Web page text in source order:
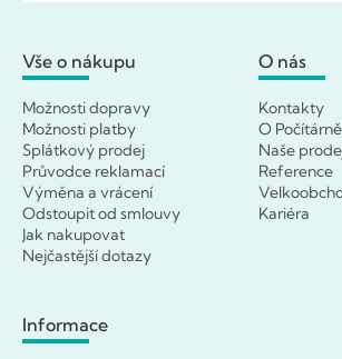
Vše o nákupu
Možnosti dopravy
Možnosti platby
Splátkový prodej
Průvodce reklamací
Výměna a vrácení
Odstoupit od smlouvy
Jak nakupovat
Nejčastější dotazy
O nás
Kontakty
O Počítárně
Naše
Reference
Kariéra
Informace